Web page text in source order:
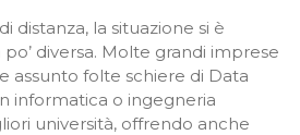
distanza, la situazione si è
diversa. Molte grandi imprese
assunto folte schiere di Data
informatica o ingegneria
università, offrendo anche